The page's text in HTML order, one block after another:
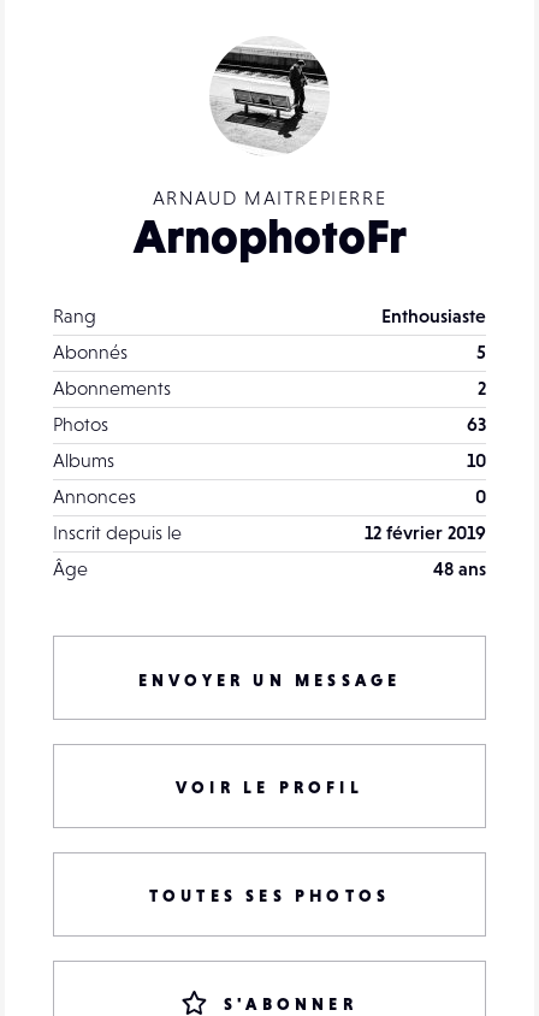
ARNAUD MAITREPIERRE
ArnophotoFr
Rang
Enthousiaste
Abonnés
5
Abonnements
2
Photos
63
Albums
10
Annonces
0
Inscrit depuis le
12 février 2019
Âge
48 ans
ENVOYER UN MESSAGE
VOIR LE PROFIL
TOUTES SES PHOTOS
S'ABONNER